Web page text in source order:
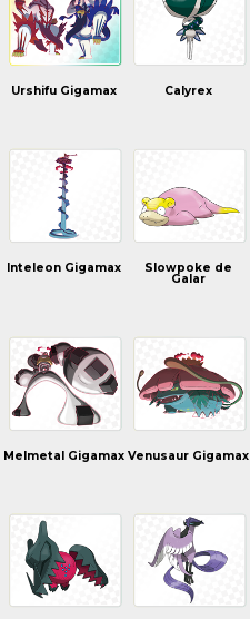
Urshifu Gigamax Calyrex
Inteleon Gigamax Slowpoke de
Galar
Melmetal Gigamax Venusaur Gigamax